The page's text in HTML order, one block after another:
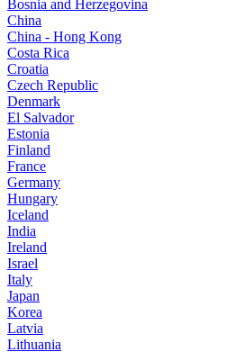
Bosnia and Herzegovina
China
China - Hong Kong
Costa Rica
Croatia
Czech Republic
Denmark
El Salvador
Estonia
Finland
France
Germany
Hungary
Iceland
India
Ireland
Israel
Italy
Japan
Korea
Latvia
Lithuania